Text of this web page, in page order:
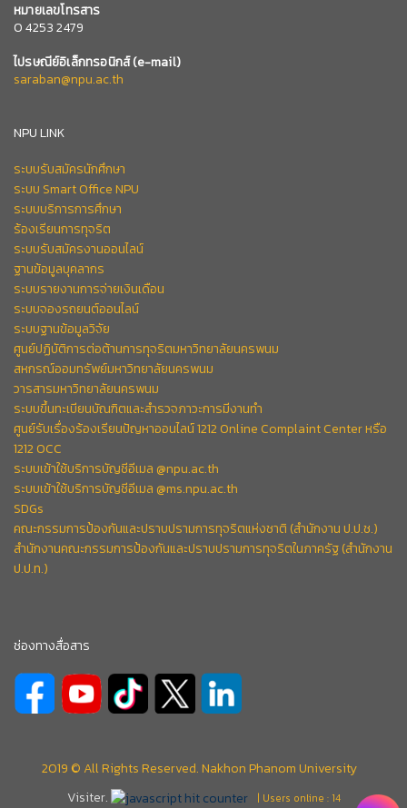
หมายเลขโทรสาร
0 4253 2479
ไปรษณีย์อิเล็กทรอนิกส์(e-mail)
saraban@npu.ac.th
NPU LINK
ระบบรับสมัครนักศึกษา
ระบบ Smart Office NPU
ระบบบริการการศึกษา
ร้องเรียนการทุจริต
ระบบรับสมัครงานออนไลน์
ฐานข้อมูลบุคลากร
ระบบรายงานการจ่ายเงินเดือน
ระบบจองรถยนต์ออนไลน์
ระบบฐานข้อมูลวิจัย
ศูนย์ปฏิบัติการต่อต้านการทุจริตมหาวิทยาลัยนครพนม
สหกรณ์ออมทรัพย์มหาวิทยาลัยนครพนม
วารสารมหาวิทยาลัยนครพนม
ระบบขึ้นทะเบียนบัณฑิตและสำรวจภาวะการมีงานทำ
ศูนย์รับเรื่องร้องเรียนปัญหาออนไลน์ 1212 Online Complaint Center หรือ
1212 OCC
ระบบเข้าใช้บริการบัญชีอีเมล @npu.ac.th
ระบบเข้าใช้บริการบัญชีอีเมล @ms.npu.ac.th
SDGs
คณะกรรมการป้องกันและปราบปรามการทุจริตแห่งชาติ (สำนักงาน ป.ป.ช.)
สำนักงานคณะกรรมการป้องกันและปราบปรามการทุจริตในภาครัฐ (สำนักงาน
ป.ป.ท.)
ช่องทางสื่อสาร
2019 © All Rights Reserved. Nakhon Phanom University
Visiter.
| Users online : 14